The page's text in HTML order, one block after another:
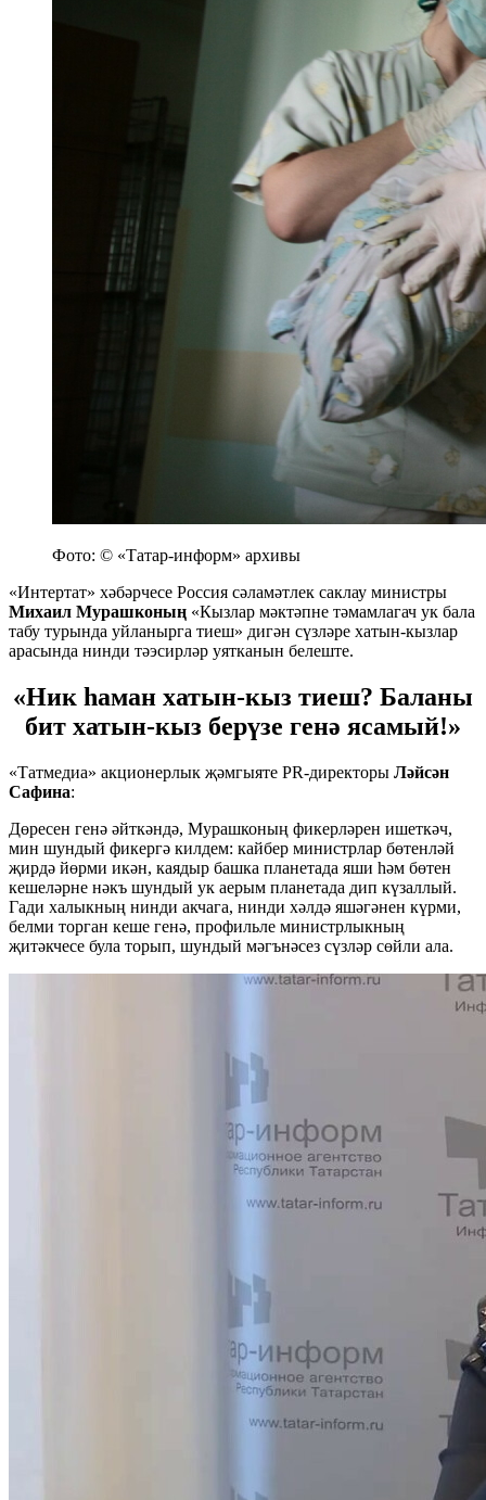
Фото: © «Татар-информ» архивы
«Интертат» хәбәрчесе Россия сәламәтлек саклау министры
Михаил Мурашконың «Кызлар мәктәпне тәмамлагач ук бала
табу турында уйланырга тиеш» дигән сүзләре хатын-кызлар
арасында нинди тәэсирләр уятканын белеште.
«Ник һаман хатын-кыз тиеш? Баланы
бит хатын-кыз берүзе генә ясамый!»
«Татмедиа» акционерлык җәмгыяте PR-директоры Ләйсән
Сафина:
Дөресен генә әйткәндә, Мурашконың фикерләрен ишеткәч,
мин шундый фикергә килдем: кайбер министрлар бөтенләй
җирдә йөрми икән, каядыр башка планетада яши һәм бөтен
кешеләрне нәкъ шундый ук аерым планетада дип күзаллый.
Гади халыкның нинди акчага, нинди хәлдә яшәгәнен күрми,
белми торган кеше генә, профильле министрлыкның
җитәкчесе була торып, шундый мәгънәсез сүзләр сөйли ала.